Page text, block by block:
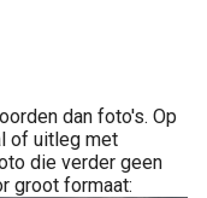
dan foto's. Op
of uitleg met
die verder geen
groot formaat: